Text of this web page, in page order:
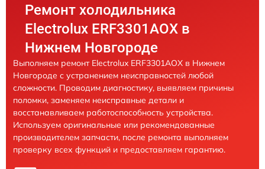
Ремонт холодильника
Electrolux ERF3301AOX в
Нижнем Новгороде
Выполняем ремонт Electrolux ERF3301AOX в Нижнем
Новгороде с устранением неисправностей любой
сложности. Проводим диагностику, выявляем причины
поломки, заменяем неисправные детали и
восстанавливаем работоспособность устройства.
Используем оригинальные или рекомендованные
производителем запчасти, после ремонта выполняем
проверку всех функций и предоставляем гарантию.